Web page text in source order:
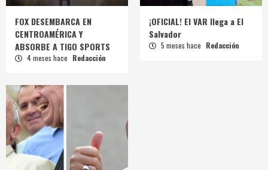
FOX DESEMBARCA EN
CENTROAMÉRICA Y
ABSORBE A TIGO SPORTS
4 meses hace Redacción
¡OFICIAL! El VAR llega a El
Salvador
5 meses hace Redacción